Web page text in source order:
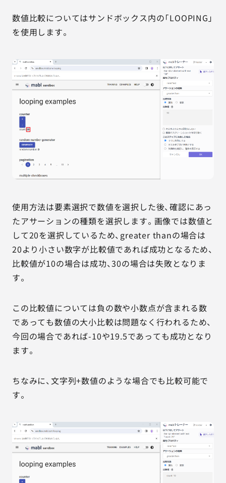
数値比較についてはサンドボックス内の「LOOPING」
を使用します。
使用方法は要素選択で数値を選択した後、確認にあっ
たアサーションの種類を選択します。画像では数値と
して20を選択しているため、greater thanの場合は
20より小さい数字が比較値であれば成功となるため、
比較値が10の場合は成功、30の場合は失敗となりま
す。
この比較値については負の数や小数点が含まれる数
であっても数値の大小比較は問題なく行われるため、
今回の場合であれば-10や19.5であっても成功となり
ます。
ちなみに、文字列+数値のような場合でも比較可能で
す。